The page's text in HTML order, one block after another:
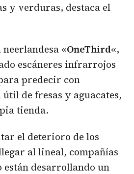
y verduras, destaca el
neerlandesa «OneThird«,
escáneres infrarrojos
predecir con
de fresas y aguacates,
tienda.
el deterioro de los
al lineal, compañías
están desarrollando un